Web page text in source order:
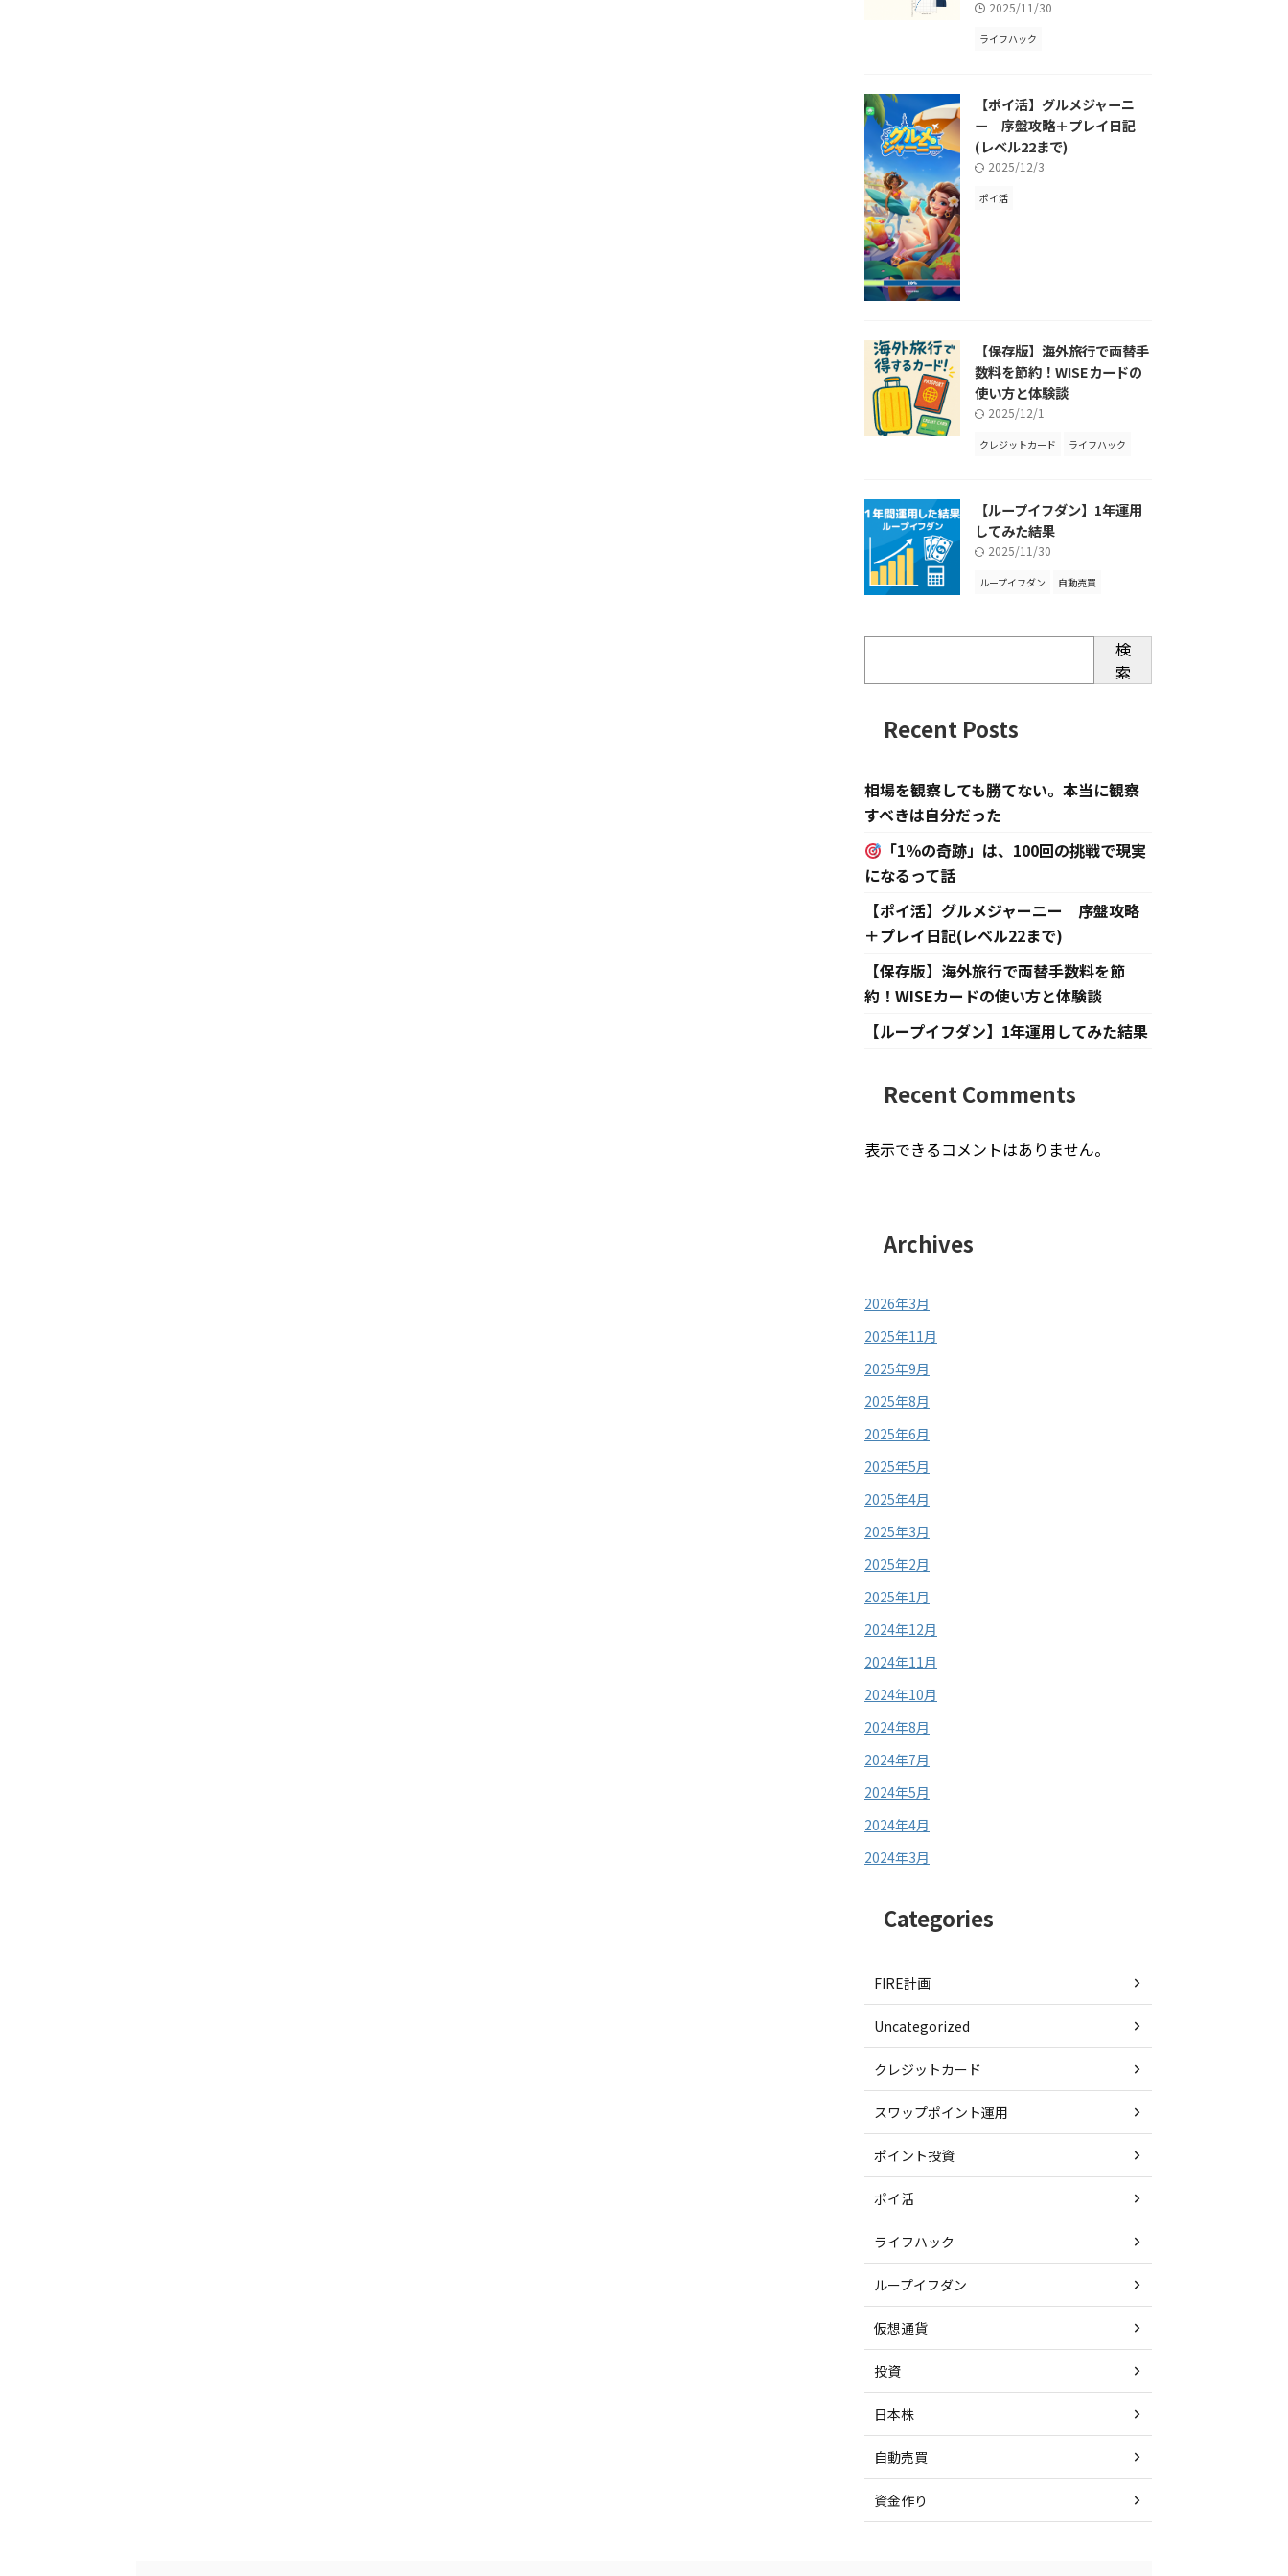
2025/11/30
ライフハック
【ポイ活】グルメジャーニ
ー 序盤攻略＋プレイ日記
(レベル22まで)
2025/12/3
ポイ活
【保存版】海外旅行で両替手
数料を節約！WISEカードの
使い方と体験談
2025/12/1
クレジットカード ライフハック
【ループイフダン】1年運用
してみた結果
2025/11/30
ループイフダン 自動売買
検
索
Recent Posts
相場を観察しても勝てない。本当に観察
すべきは自分だった
「1％の奇跡」は、100回の挑戦で現実
になるって話
【ポイ活】グルメジャーニー 序盤攻略
＋プレイ日記(レベル22まで)
【保存版】海外旅行で両替手数料を節
約！WISEカードの使い方と体験談
【ループイフダン】1年運用してみた結果
Recent Comments
表示できるコメントはありません。
Archives
2026年3月
2025年11月
2025年9月
2025年8月
2025年6月
2025年5月
2025年4月
2025年3月
2025年2月
2025年1月
2024年12月
2024年11月
2024年10月
2024年8月
2024年7月
2024年5月
2024年4月
2024年3月
Categories
FIRE計画
Uncategorized
クレジットカード
スワップポイント運用
ポイント投資
ポイ活
ライフハック
ループイフダン
仮想通貨
投資
日本株
自動売買
資金作り